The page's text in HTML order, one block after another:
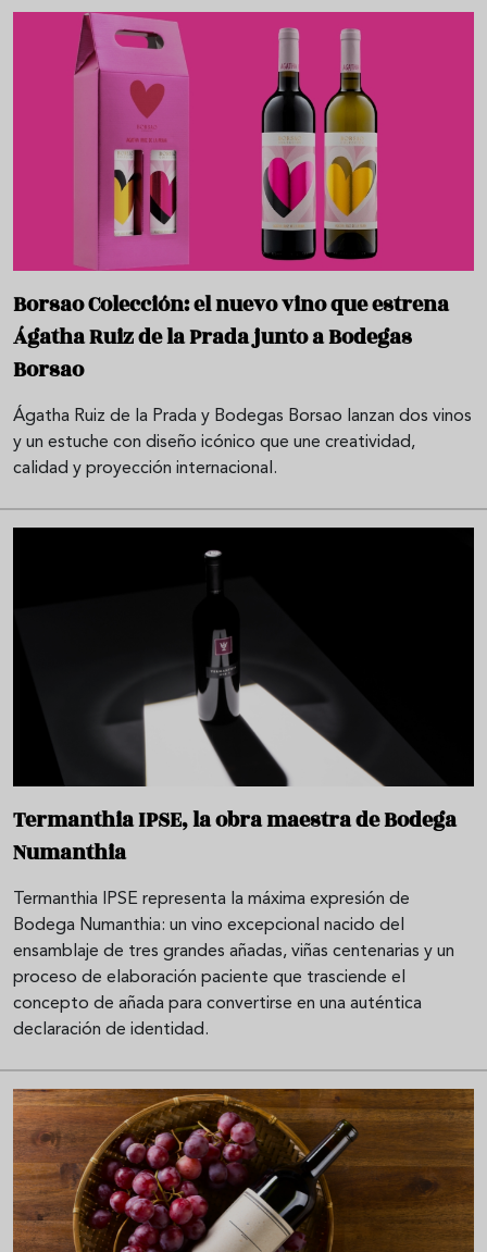
Borsao Colección: el nuevo vino que estrena
Ágatha Ruiz de la Prada junto a Bodegas
Borsao
Ágatha Ruiz de la Prada y Bodegas Borsao lanzan dos vinos
y un estuche con diseño icónico que une creatividad,
calidad y proyección internacional.
Termanthia IPSE, la obra maestra de Bodega
Numanthia
Termanthia IPSE representa la máxima expresión de
Bodega Numanthia: un vino excepcional nacido del
ensamblaje de tres grandes añadas, viñas centenarias y un
proceso de elaboración paciente que trasciende el
concepto de añada para convertirse en una auténtica
declaración de identidad.